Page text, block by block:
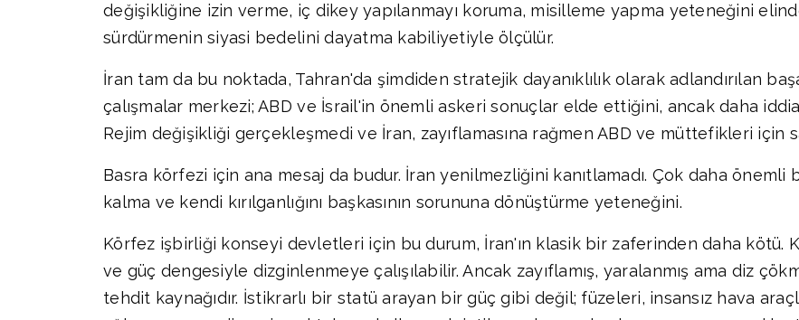
değişikliğine izin verme, iç dikey yapılanmayı koruma, misilleme yapma yeteneğini
sürdürmenin siyasi bedelini dayatma kabiliyetiyle ölçülür.
İran tam da bu noktada, Tahran'da şimdiden stratejik dayanıklılık olarak adlandırılan
çalışmalar merkezi; ABD ve İsrail'in önemli askeri sonuçlar elde ettiğini, ancak daha
Rejim değişikliği gerçekleşmedi ve İran, zayıflamasına rağmen ABD ve müttefikleri için
Basra körfezi için ana mesaj da budur. İran yenilmezliğini kanıtlamadı. Çok daha önemli
kalma ve kendi kırılganlığını başkasının sorununa dönüştürme yeteneğini.
Körfez işbirliği konseyi devletleri için bu durum, İran'ın klasik bir zaferinden daha kötü.
ve güç dengesiyle dizginlenmeye çalışılabilir. Ancak zayıflamış, yaralanmış ama diz
tehdit kaynağıdır. İstikrarlı bir statü arayan bir güç gibi değil; füzeleri, insansız hava